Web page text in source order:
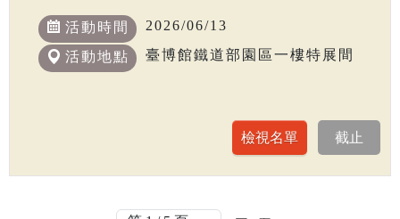
活動時間 2026/06/13
活動地點 臺博館鐵道部園區一樓特展間